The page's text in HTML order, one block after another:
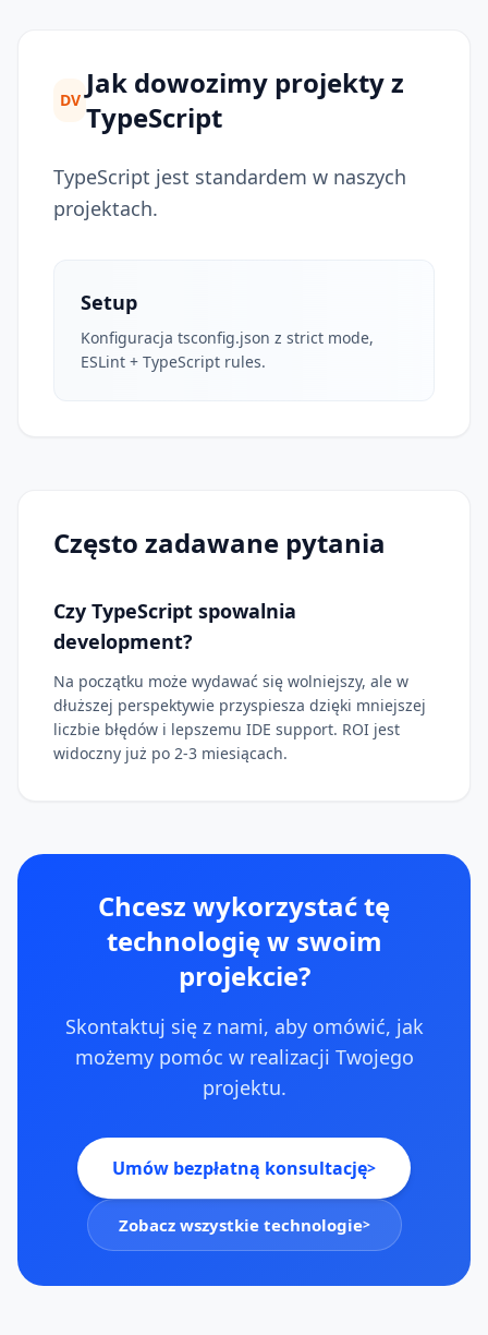
DV Jak dowozimy projekty z
TypeScript
TypeScript jest standardem w naszych
projektach.
Setup
Konfiguracja tsconfig.json z strict mode,
ESLint + TypeScript rules.
Często zadawane pytania
Czy TypeScript spowalnia
development?
Na początku może wydawać się wolniejszy, ale w
dłuższej perspektywie przyspiesza dzięki mniejszej
liczbie błędów i lepszemu IDE support. ROI jest
widoczny już po 2-3 miesiącach.
Chcesz wykorzystać tę
technologię w swoim
projekcie?
Skontaktuj się z nami, aby omówić, jak
możemy pomóc w realizacji Twojego
projektu.
Umów bezpłatną konsultację>
Zobacz wszystkie technologie>